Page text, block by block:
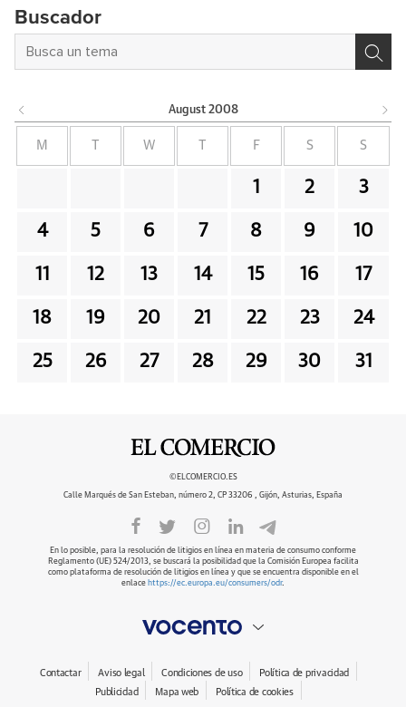
Buscador
August 2008
M W F S S
1 2 3
4 5 6 7 8 9 10
11 12 13 14 15 16 17
18 19 20 21 22 23 24
25 26 27 28 29 30 31
©ELCOMERCIO.ES
Calle Marqués de San Esteban, número 2, CP 33206 , Gijón, Asturias, España
En lo posible, para la resolución de litigios en línea en materia de consumo conforme
Reglamento (UE) 524/2013, se buscará la posibilidad que la Comisión Europea facilita
como plataforma de resolución de litigios en línea y que se encuentra disponible en el
enlace https://ec.europa.eu/consumers/odr.
Contactar Aviso legal Condiciones de uso
Política de privacidad
Publicidad
Mapa web Política de cookies